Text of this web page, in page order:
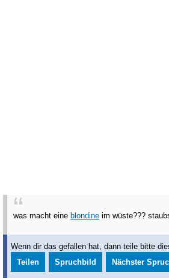
was macht eine blondine im wüste???
Wenn dir das gefallen hat, dann teile bitte
Teilen
Spruchbild Nächster